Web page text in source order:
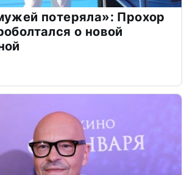
потеряла»: Прохор
о новой